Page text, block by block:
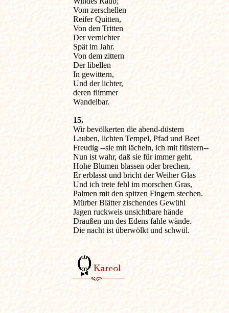
Vom zerschellen
Reifer Quitten,
Von den Tritten
Der vernichter
Spät im Jahr.
Von dem zittern
Der libellen
In gewittern,
Und der lichter,
deren flimmer
Wandelbar.
15.
Wir bevölkerten die abend-düstern
Lauben, lichten Tempel, Pfad und Beet
Freudig --sie mit lächeln, ich mit flüstern--
Nun ist wahr, daß sie für immer geht.
Hohe Blumen blassen oder brechen,
Er erblasst und bricht der Weiher Glas
Und ich trete fehl im morschen Gras,
Palmen mit den spitzen Fingern stechen.
Mürber Blätter zischendes Gewühl
Jagen ruckweis unsichtbare hände
Draußen um des Edens fahle wände.
Die nacht ist überwölkt und schwül.